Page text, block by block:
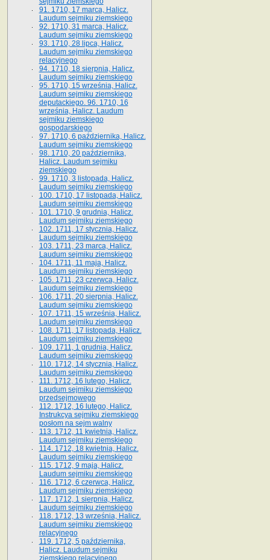
91. 1710, 17 marca, Halicz.
Laudum sejmiku ziemskiego
92. 1710, 31 marca, Halicz.
Laudum sejmiku ziemskiego
93. 1710, 28 lipca, Halicz.
Laudum sejmiku ziemskiego
relacyjnego
94. 1710, 18 sierpnia, Halicz.
Laudum sejmiku ziemskiego
95. 1710, 15 września, Halicz.
Laudum sejmiku ziemskiego
deputackiego. 96. 1710, 16
września, Halicz. Laudum
sejmiku ziemskiego
gospodarskiego
97. 1710, 6 października, Halicz.
Laudum sejmiku ziemskiego
98. 1710, 20 października,
Halicz. Laudum sejmiku
ziemskiego
99. 1710, 3 listopada, Halicz.
Laudum sejmiku ziemskiego
100. 1710, 17 listopada, Halicz.
Laudum sejmiku ziemskiego
101. 1710, 9 grudnia, Halicz.
Laudum sejmiku ziemskiego
102. 1711, 17 stycznia, Halicz.
Laudum sejmiku ziemskiego
103. 1711, 23 marca, Halicz.
Laudum sejmiku ziemskiego
104. 1711, 11 maja, Halicz.
Laudum sejmiku ziemskiego
105. 1711, 23 czerwca, Halicz.
Laudum sejmiku ziemskiego
106. 1711, 20 sierpnia, Halicz.
Laudum sejmiku ziemskiego
107. 1711, 15 września, Halicz.
Laudum sejmiku ziemskiego
108. 1711, 17 listopada, Halicz.
Laudum sejmiku ziemskiego
109. 1711, 1 grudnia, Halicz.
Laudum sejmiku ziemskiego
110. 1712, 14 stycznia, Halicz.
Laudum sejmiku ziemskiego
111. 1712, 16 lutego, Halicz.
Laudum sejmiku ziemskiego
przedsejmowego
112. 1712, 16 lutego, Halicz.
Instrukcya sejmiku ziemskiego
posłom na sejm walny
113. 1712, 11 kwietnia, Halicz.
Laudum sejmiku ziemskiego
114. 1712, 18 kwietnia, Halicz.
Laudum sejmiku ziemskiego
115. 1712, 9 maja, Halicz.
Laudum sejmiku ziemskiego
116. 1712, 6 czerwca, Halicz.
Laudum sejmiku ziemskiego
117. 1712, 1 sierpnia, Halicz.
Laudum sejmiku ziemskiego
118. 1712, 13 września, Halicz.
Laudum sejmiku ziemskiego
relacyjnego
119. 1712, 5 października,
Halicz. Laudum sejmiku
ziemskiego relacyjnego